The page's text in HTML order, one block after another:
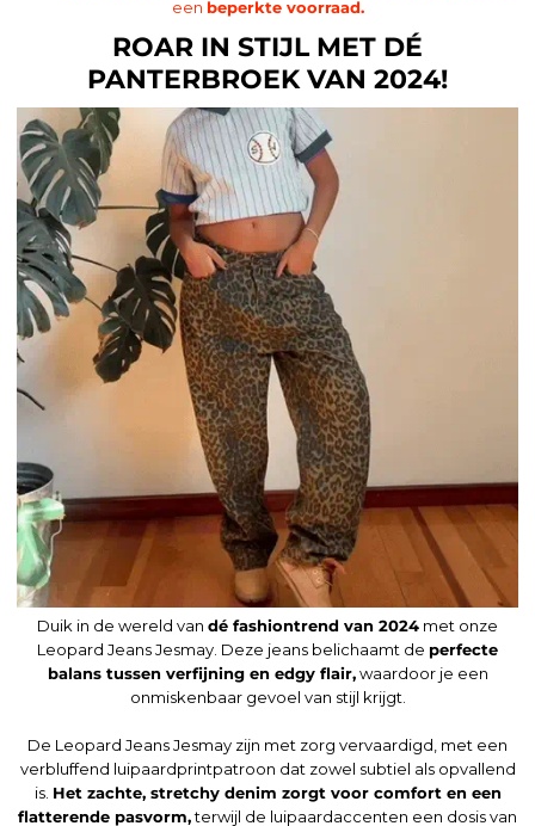
een beperkte voorraad.
ROAR IN STIJL MET DÉ
PANTERBROEK VAN 2024!
Duik in de wereld van dé fashiontrend van 2024 met onze
Leopard Jeans Jesmay. Deze jeans belichaamt de perfecte
balans tussen verfijning en edgy flair,waardoor je een
onmiskenbaar gevoel van stijl krijgt.
De Leopard Jeans Jesmay zijn met zorg vervaardigd, met een
verbluffend luipaardprintpatroon dat zowel subtiel als opvallend
is. Het zachte, stretchy denim zorgt voor comfort en een
flatterende pasvorm,terwijl de luipaardaccenten een dosis van